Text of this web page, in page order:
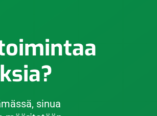
sinua